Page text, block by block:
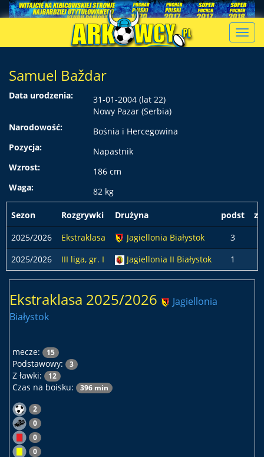
Samuel Baždar
Data urodzenia:
31-01-2004 (lat 22)
Nowy Pazar (Serbia)
Narodowość:
Bośnia i Hercegowina
Pozycja:
Napastnik
Wzrost:
186 cm
Waga:
82 kg
Sezon Rozgrywki Drużyna podst
z
2025/2026
Ekstraklasa Jagiellonia Białystok 3
2025/2026
III liga, gr. I Jagiellonia II Białystok 1
Ekstraklasa 2025/2026
Jagiellonia
Białystok
mecze: 15
Podstawowy: 3
Z ławki: 12
Czas na boisku: 396 min
2
0
0
0